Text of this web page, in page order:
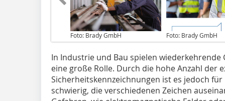
Foto: Brady GmbH Foto: Brady GmbH
In Industrie und Bau spielen
eine große Rolle. Durch die hohe Anzahl der
Sicherheitskennzeichnungen ist es jedoch
schwierig, die verschiedenen Zeichen